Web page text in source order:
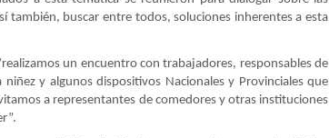
también, buscar entre todos, soluciones inherentes a esta
un encuentro con trabajadores, responsables de
y algunos dispositivos Nacionales y Provinciales que
a representantes de comedores y otras instituciones